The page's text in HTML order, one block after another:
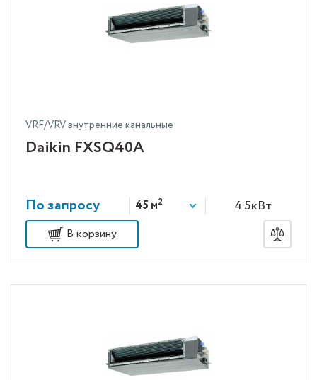
VRF/VRV внутренние канальные
Daikin FXSQ40A
По запросу 45 м2 4.5кВт
В корзину